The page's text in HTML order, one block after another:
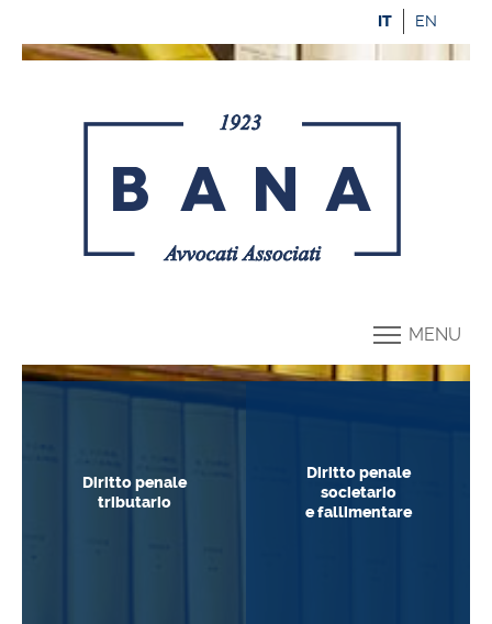
EN
IT
MENU
Diritto penale
tributario
Diritto penale
societario
e fallimentare